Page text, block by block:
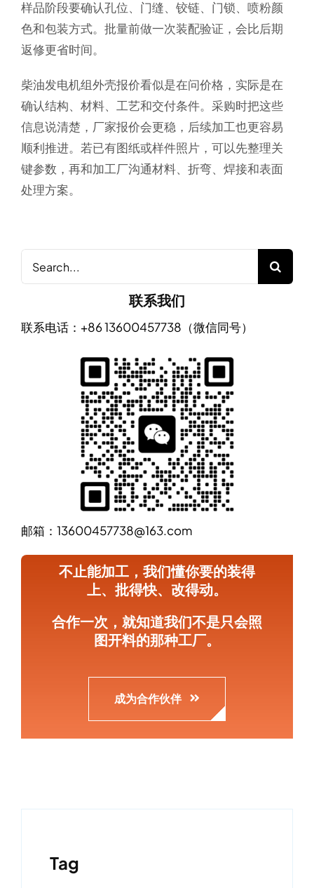
样品阶段要确认孔位、门缝、铰链、门锁、喷粉颜
色和包装方式。批量前做一次装配验证，会比后期
返修更省时间。
柴油发电机组外壳报价看似是在问价格，实际是在
确认结构、材料、工艺和交付条件。采购时把这些
信息说清楚，厂家报价会更稳，后续加工也更容易
顺利推进。若已有图纸或样件照片，可以先整理关
键参数，再和加工厂沟通材料、折弯、焊接和表面
处理方案。
Search
for:
联系我们
联系电话：+86 13600457738（微信同号）
邮箱：13600457738@163.com
不止能加工，我们懂你要的装得
上、批得快、改得动。
合作一次，就知道我们不是只会照
图开料的那种工厂。
成为合作伙伴
Tag